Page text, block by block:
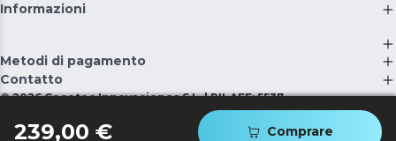
239,00 € Comprare
Informazioni
Metodi di pagamento
Contatto
©2026 Cecotec Innovaciones S.L. | RII-AEE: 5537